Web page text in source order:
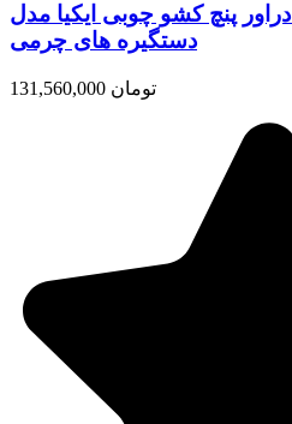
دراور پنچ کشو چوبی ایکیا مدل BJORKSNAS با
دستگیره های چرمی
131,560,000 تومان